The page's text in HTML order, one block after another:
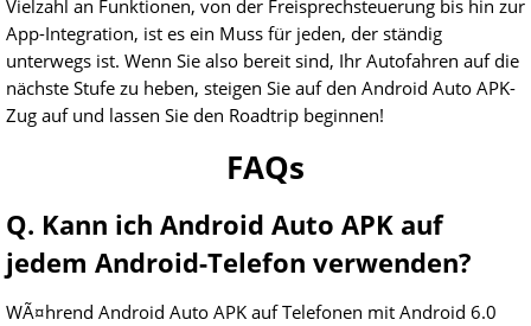
Vielzahl an Funktionen, von der Freisprechsteuerung bis hin zur
App-Integration, ist es ein Muss für jeden, der ständig
unterwegs ist. Wenn Sie also bereit sind, Ihr Autofahren auf die
nächste Stufe zu heben, steigen Sie auf den Android Auto APK-
Zug auf und lassen Sie den Roadtrip beginnen!
FAQs
Q. Kann ich Android Auto APK auf
jedem Android-Telefon verwenden?
WÃ¤hrend Android Auto APK auf Telefonen mit Android 6.0